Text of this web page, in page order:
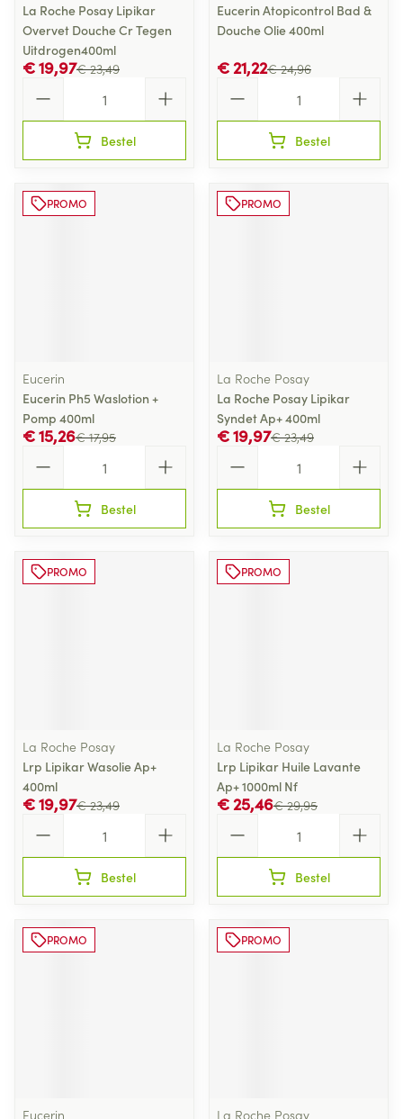
La Roche Posay Lipikar
Overvet Douche Cr Tegen
Uitdrogen400ml
€ 23,49
€ 19,97
Bestel
Eucerin Atopicontrol Bad &
Douche Olie 400ml
€ 24,96
€ 21,22
Bestel
PROMO
Eucerin
Eucerin Ph5 Waslotion +
Pomp 400ml
€ 17,95
€ 15,26
Bestel
PROMO
La Roche Posay
La Roche Posay Lipikar
Syndet Ap+ 400ml
€ 23,49
€ 19,97
Bestel
PROMO
La Roche Posay
Lrp Lipikar Wasolie Ap+
400ml
€ 23,49
€ 19,97
Bestel
PROMO
La Roche Posay
Lrp Lipikar Huile Lavante
Ap+ 1000ml Nf
€ 29,95
€ 25,46
Bestel
PROMO
Eucerin
PROMO
La Roche Posay